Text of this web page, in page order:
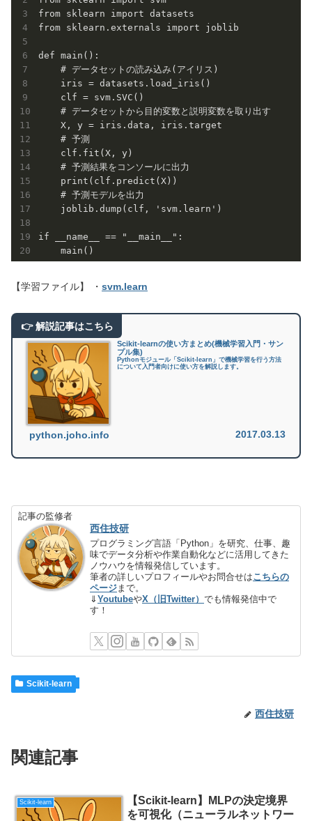
from sklearn import datasets
from sklearn.externals import joblib
def main():
    # データセットの読み込み(アイリス)
    iris = datasets.load_iris()
    clf = svm.SVC()
    # データセットから目的変数と説明変数を取り出す
    X, y = iris.data, iris.target
    # 予測
    clf.fit(X, y)
    # 予測結果をコンソールに出力
    print(clf.predict(X))
    # 予測モデルを出力
    joblib.dump(clf, 'svm.learn')
if __name__ == "__main__":
【学習ファイル】 ・ svm.learn
Scikit-learnの使い方まとめ(機械学習入門・サン
プル集)
Pythonモジュール「Scikit-learn」で機械学習を行う方法
について入門者向けに使い方を解説します。
python.joho.info 2017.03.13
記事の監修者
西住技研
プログラミング言語「Python」を研究、仕事、趣
味でデータ分析や作業自動化などに活用してきた
ノウハウを情報発信しています。
筆者の詳しいプロフィールやお問合せはこちらの
ページまで。
⇓ YoutubeやX（旧Twitter）でも情報発信中で
す！
Scikit-learn
西住技研
関連記事
Scikit-learn
【Scikit-learn】MLPの決定境界
を可視化（ニューラルネットワー